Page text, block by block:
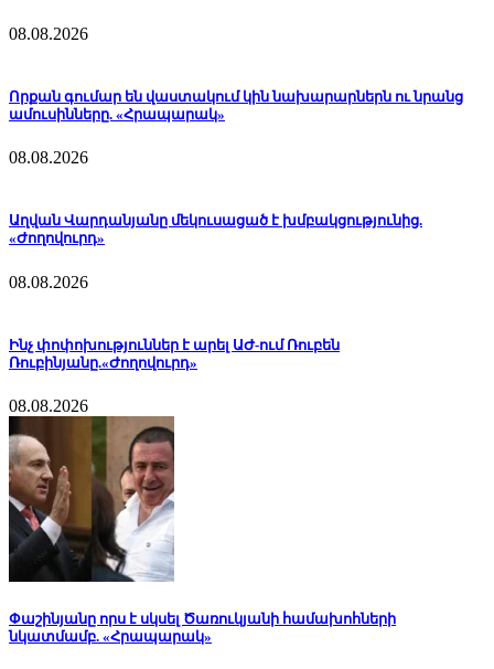
08.08.2026
Որքան գումար են վաստակում կին նախարարներն ու նրանց
ամուսինները. «Հրապարակ»
08.08.2026
Աղվան Վարդանյանը մեկուսացած է խմբակցությունից.
«Ժողովուրդ»
08.08.2026
Ինչ փոփոխություններ է արել ԱԺ-ում Ռուբեն
Ռուբինյանը.«Ժողովուրդ»
08.08.2026
Փաշինյանը որս է սկսել Ծառուկյանի համախոհների
նկատմամբ. «Հրապարակ»